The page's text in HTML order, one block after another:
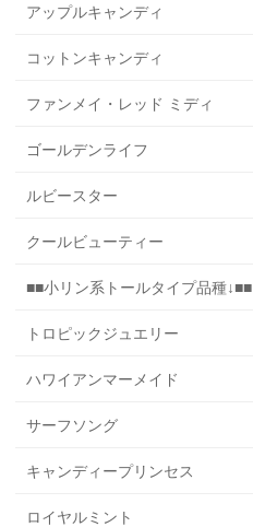
アップルキャンディ
コットンキャンディ
ファンメイ・レッド ミディ
ゴールデンライフ
ルビースター
クールビューティー
■■小リン系トールタイプ品種↓■■
トロピックジュエリー
ハワイアンマーメイド
サーフソング
キャンディープリンセス
ロイヤルミント